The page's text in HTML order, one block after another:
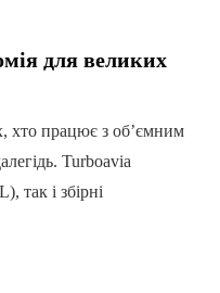
для великих
хто працює з об’ємним
Turboavia
так і збірні